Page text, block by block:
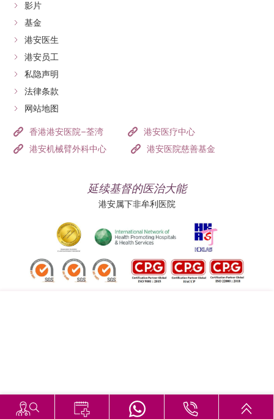
影片
基金
港安医生
港安员工
私隐声明
法律条款
网站地图
香港港安医院–荃湾
港安医疗中心
港安机械臂外科中心
港安医院慈善基金
延续基督的医治大能
港安属下非牟利医院
戒备应变级别